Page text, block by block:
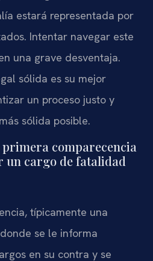
estará representada por
Intentar navegar este
una grave desventaja.
sólida es su mejor
un proceso justo y
sólida posible.
primera comparecencia
cargo de fatalidad
típicamente una
se le informa
en su contra y se